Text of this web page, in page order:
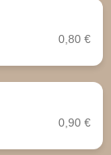
0,80 €
0,90 €